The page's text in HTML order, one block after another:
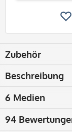
Zubehör
Beschreibung
6 Medien
94